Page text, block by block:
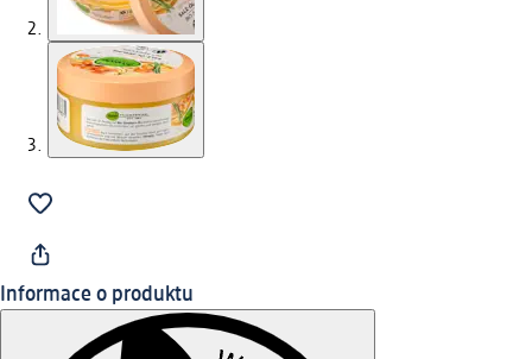
Informace o produktu